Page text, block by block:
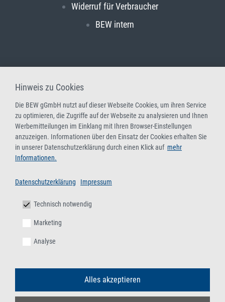
Widerruf für Verbraucher
BEW intern
Hinweis zu Cookies
Die BEW gGmbH nutzt auf dieser Webseite Cookies, um ihren Service
zu optimieren, die Zugriffe auf der Webseite zu analysieren und Ihnen
Werbemitteilungen im Einklang mit Ihren Browser-Einstellungen
anzuzeigen. Informationen über den Einsatz der Cookies erhalten Sie
in unserer Datenschutzerklärung durch einen Klick auf mehr
Informationen.
Datenschutzerklärung Impressum
Technisch notwendig
Marketing
Analyse
Alles akzeptieren